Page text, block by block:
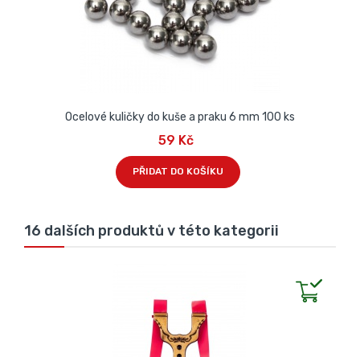
Ocelové kuličky do kuše a praku 6 mm 100 ks
59 Kč
PŘIDAT DO KOŠÍKU
16 dalších produktů v této kategorii